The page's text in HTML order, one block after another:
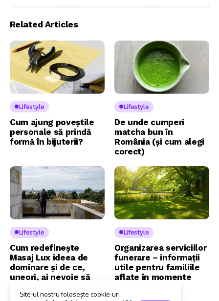
Related Articles
Lifestyle
Cum ajung poveștile
personale să prindă
formă în bijuterii?
Lifestyle
De unde cumperi
matcha bun în
România (și cum alegi
corect)
Lifestyle
Cum redefinește
Masaj Lux ideea de
dominare și de ce,
uneori, ai nevoie să
Lifestyle
Organizarea serviciilor
funerare – informații
utile pentru familiile
aflate în momente
Site-ul nostru folosește cookie-uri